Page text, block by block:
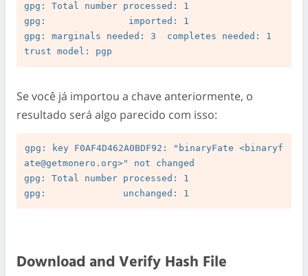
gpg: Total number processed: 1
gpg:               imported: 1
gpg: marginals needed: 3  completes needed: 1
Se você já importou a chave anteriormente, o
resultado será algo parecido com isso:
gpg: key F0AF4D462A0BDF92: "binaryFate <binaryf
ate@getmonero.org>" not changed
gpg: Total number processed: 1
Download and Verify Hash File